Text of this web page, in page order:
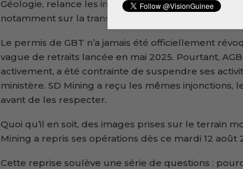
Géologie, relance les interrogations sur les
notamment sur la transparence et l’équité dans
Le permis de GBT n’a jamais été officiellement
vague de retraits lancée en mai 2025. Pourtant,
activement, a été contrainte de suspendre ses
ministère. SD Mining a reçu les mêmes injonctions,
avant de les respecter.
Quoi qu’il en soit, des images prises sur le terrain
Mining a repris ses opérations dès ce mardi 12 août
Cette reprise soulève une série de questions :